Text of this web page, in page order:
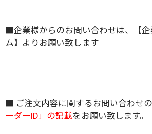
■企業様からのお問い合わせは、
【
ム】 よりお願い致します
■ ご注文内容に関するお問い合わせ
ーダーID」の記載をお願い致します。